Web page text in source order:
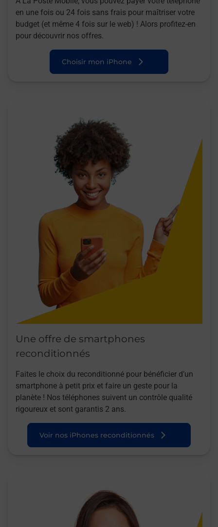
en une fois ou 24 fois sans frais pour maîtriser votre
budget (et même 4 fois sur le web) ! Alors profitez-en
pour découvrir nos offres.
Choisir mon iPhone
Une offre de smartphones
reconditionnés
Faites le choix du reconditionné pour bénéficier d’un
smartphone à petit prix et faire un geste pour la
planète ! Nos téléphones suivent un contrôle qualité
rigoureux et sont garantis 2 ans.
Voir nos iPhones reconditionnés